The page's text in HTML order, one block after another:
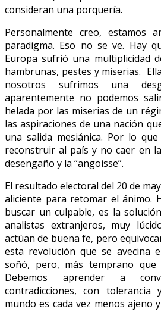
consideran una porquería.
Personalmente creo, estamos
paradigma. Eso no se ve. Hay
Europa sufrió una multiplicidad
hambrunas, pestes y miserias.
nosotros sufrimos una
aparentemente no podemos
helada por las miserias de un
las aspiraciones de una nación
una salida mesiánica. Por lo
reconstruir al país y no caer en
desengaño y la “angoisse”.
El resultado electoral del 20 de
aliciente para retomar el ánimo.
buscar un culpable, es la
analistas extranjeros, muy
actúan de buena fe, pero
esta revolución que se avecina
soñó, pero, más temprano que
Debemos aprender a
contradicciones, con
mundo es cada vez menos ajeno